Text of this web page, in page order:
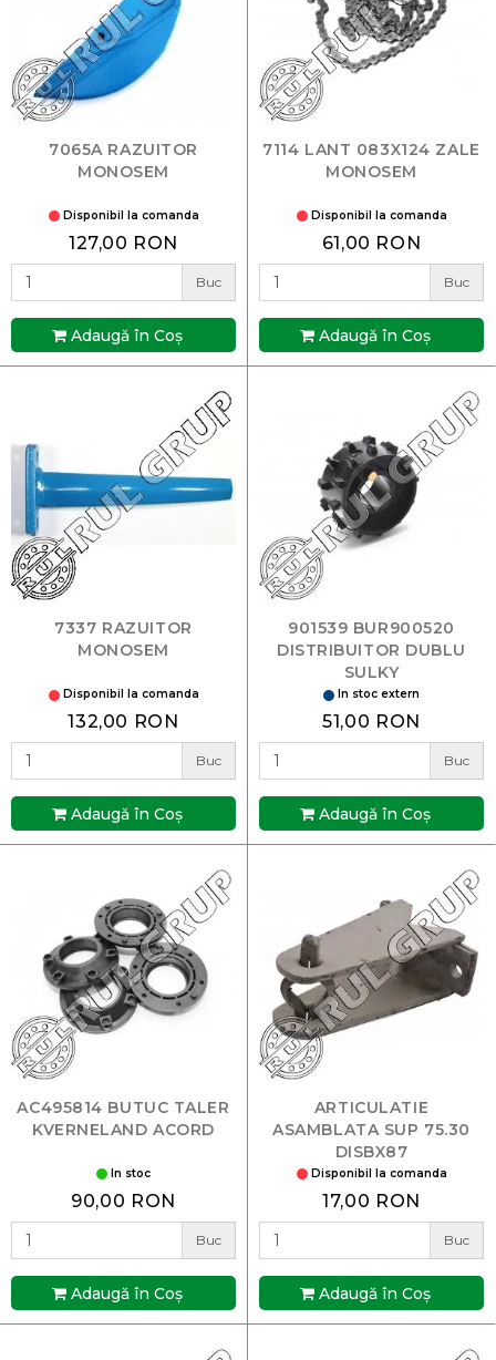
7065A RAZUITOR
MONOSEM
Disponibil la comanda
127,00 RON
Buc
Adaugă în Coş
7114 LANT 083X124 ZALE
MONOSEM
Disponibil la comanda
61,00 RON
Buc
Adaugă în Coş
7337 RAZUITOR
MONOSEM
Disponibil la comanda
132,00 RON
Buc
Adaugă în Coş
901539 BUR900520
DISTRIBUITOR DUBLU
SULKY
In stoc extern
51,00 RON
Buc
Adaugă în Coş
AC495814 BUTUC TALER
KVERNELAND ACORD
In stoc
90,00 RON
Buc
Adaugă în Coş
ARTICULATIE
ASAMBLATA SUP 75.30
DISBX87
Disponibil la comanda
17,00 RON
Buc
Adaugă în Coş